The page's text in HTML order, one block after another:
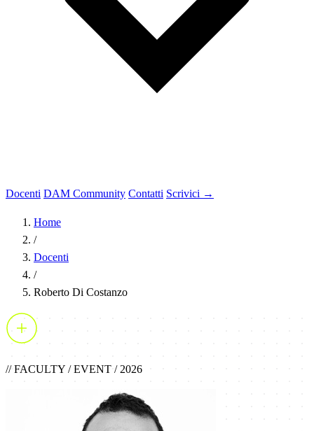
Docenti DAM Community Contatti Scrivici →
Home
/
Docenti
/
Roberto Di Costanzo
// FACULTY / EVENT / 2026